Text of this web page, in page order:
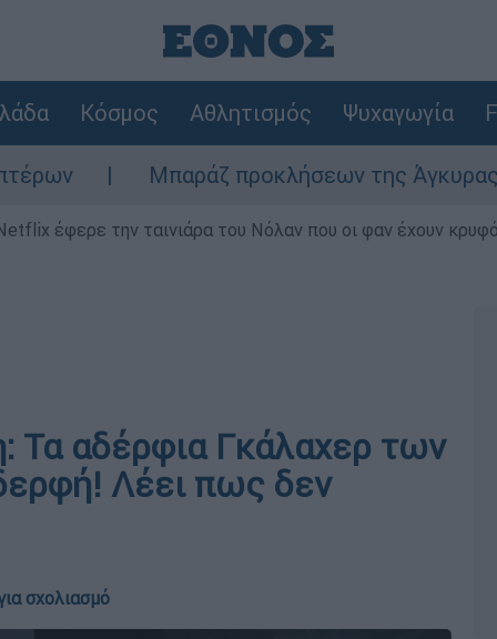
Κόσμος Αθλητισμός Ψυχαγωγία
Μπαράζ προκλήσεων της Άγκυρας στο
έφερε την ταινιάρα του Νόλαν που οι φαν έχουν
Τα αδέρφια Γκάλαχερ των
Λέει πως δεν
σχολιασμό